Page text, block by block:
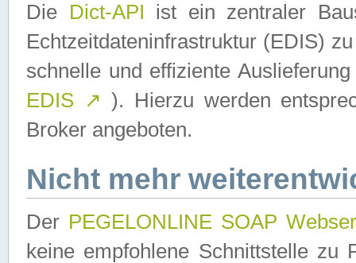
Die Dict-API ist ein zentraler
Echtzeitdateninfrastruktur (EDIS)
schnelle und effiziente
EDIS ↗ ). Hierzu werden
Broker angeboten.
Nicht mehr
Der PEGELONLINE SOAP
keine empfohlene Schnittstelle zu